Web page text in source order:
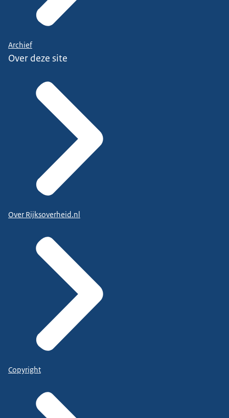
Archief
Over deze site
Over Rijksoverheid.nl
Copyright